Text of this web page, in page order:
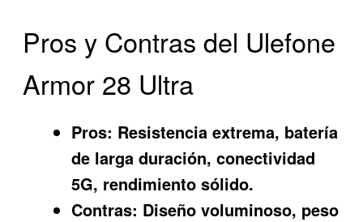
Pros y Contras del Ulefone
Armor 28 Ultra
Pros: Resistencia extrema, batería
de larga duración, conectividad
5G, rendimiento sólido.
Contras: Diseño voluminoso, peso